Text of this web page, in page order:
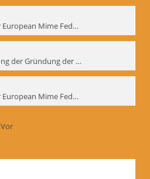
2. Kongress der European Mime Federation: „Rekonstruktion/Innovation“, Berlin Mai 1993 - interne Signatur: BM-prt-221
Bekanntmachung der Gründung der European Mime Federation - interne Signatur: BM-prt-225
1. Kongress der European Mime Federation, Amsterdam, September 1991 - interne Signatur: BM-prt-229
Vor